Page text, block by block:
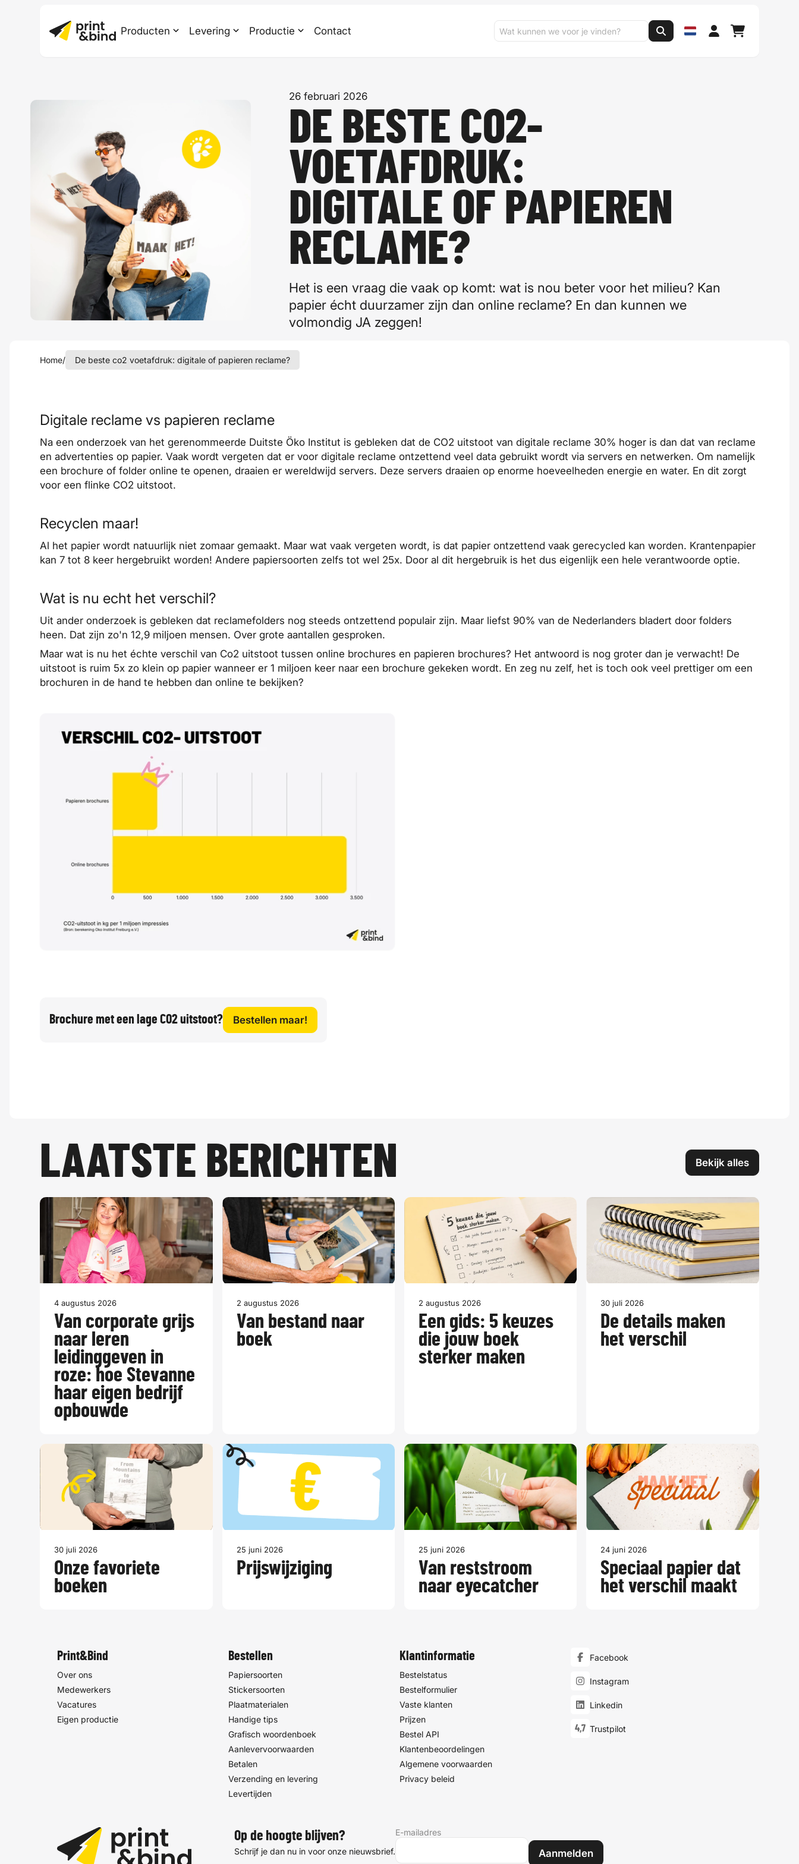
Producten Levering Productie Contact
26 februari 2026
DE BESTE CO2-
VOETAFDRUK:
DIGITALE OF PAPIEREN
RECLAME?
Het is een vraag die vaak op komt: wat is nou beter voor het milieu? Kan
papier écht duurzamer zijn dan online reclame? En dan kunnen we
volmondig JA zeggen!
Home/ De beste co2 voetafdruk: digitale of papieren reclame?
Digitale reclame vs papieren reclame
Na een onderzoek van het gerenommeerde Duitste Öko Institut is gebleken dat de CO2 uitstoot van digitale reclame 30% hoger is dan dat van reclame
en advertenties op papier. Vaak wordt vergeten dat er voor digitale reclame ontzettend veel data gebruikt wordt via servers en netwerken. Om namelijk
een brochure of folder online te openen, draaien er wereldwijd servers. Deze servers draaien op enorme hoeveelheden energie en water. En dit zorgt
voor een flinke CO2 uitstoot.
Recyclen maar!
Al het papier wordt natuurlijk niet zomaar gemaakt. Maar wat vaak vergeten wordt, is dat papier ontzettend vaak gerecycled kan worden. Krantenpapier
kan 7 tot 8 keer hergebruikt worden! Andere papiersoorten zelfs tot wel 25x. Door al dit hergebruik is het dus eigenlijk een hele verantwoorde optie.
Wat is nu echt het verschil?
Uit ander onderzoek is gebleken dat reclamefolders nog steeds ontzettend populair zijn. Maar liefst 90% van de Nederlanders bladert door folders
heen. Dat zijn zo'n 12,9 miljoen mensen. Over grote aantallen gesproken.
Maar wat is nu het échte verschil van Co2 uitstoot tussen online brochures en papieren brochures? Het antwoord is nog groter dan je verwacht! De
uitstoot is ruim 5x zo klein op papier wanneer er 1 miljoen keer naar een brochure gekeken wordt. En zeg nu zelf, het is toch ook veel prettiger om een
brochuren in de hand te hebben dan online te bekijken?
Brochure met een lage CO2 uitstoot? Bestellen maar!
LAATSTE BERICHTEN Bekijk alles
4 augustus 2026
Van corporate grijs
naar leren
leidinggeven in
roze: hoe Stevanne
haar eigen bedrijf
opbouwde
2 augustus 2026
Van bestand naar
boek
2 augustus 2026
Een gids: 5 keuzes
die jouw boek
sterker maken
30 juli 2026
De details maken
het verschil
30 juli 2026
Onze favoriete
boeken
25 juni 2026
Prijswijziging
25 juni 2026
Van reststroom
naar eyecatcher
24 juni 2026
Speciaal papier dat
het verschil maakt
Print&Bind
Over ons
Medewerkers
Vacatures
Eigen productie
Bestellen
Papiersoorten
Stickersoorten
Plaatmaterialen
Handige tips
Grafisch woordenboek
Aanlevervoorwaarden
Betalen
Verzending en levering
Levertijden
Klantinformatie
Bestelstatus
Bestelformulier
Vaste klanten
Prijzen
Bestel API
Klantenbeoordelingen
Algemene voorwaarden
Privacy beleid
Facebook
Instagram
Linkedin
4,7 Trustpilot
Op de hoogte blijven?
Schrijf je dan nu in voor onze nieuwsbrief.
E-mailadres
Aanmelden